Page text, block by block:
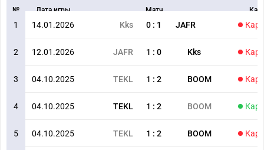
№ Дата игры Матч
1 14.01.2026 Kks JAFR
0 : 1
2 12.01.2026 JAFR Kks
1 : 0
3 04.10.2025 TEKL BOOM
1 : 2
4 04.10.2025 TEKL BOOM
1 : 2
5 04.10.2025 TEKL BOOM
1 : 2